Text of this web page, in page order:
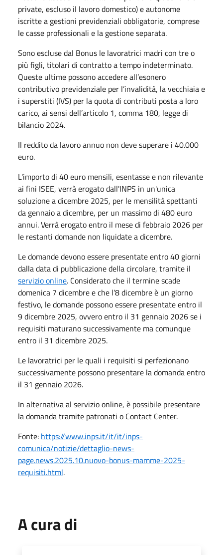
private, escluso il lavoro domestico) e autonome
iscritte a gestioni previdenziali obbligatorie, comprese
le casse professionali e la gestione separata.
Sono escluse dal Bonus le lavoratrici madri con tre o
più figli, titolari di contratto a tempo indeterminato.
Queste ultime possono accedere all’esonero
contributivo previdenziale per l’invalidità, la vecchiaia e
i superstiti (IVS) per la quota di contributi posta a loro
carico, ai sensi dell’articolo 1, comma 180, legge di
bilancio 2024.
Il reddito da lavoro annuo non deve superare i 40.000
euro.
L'importo di 40 euro mensili, esentasse e non rilevante
ai fini ISEE, verrà erogato dall'INPS in un'unica
soluzione a dicembre 2025, per le mensilità spettanti
da gennaio a dicembre, per un massimo di 480 euro
annui. Verrà erogato entro il mese di febbraio 2026 per
le restanti domande non liquidate a dicembre.
Le domande devono essere presentate entro 40 giorni
dalla data di pubblicazione della circolare, tramite il
servizio online. Considerato che il termine scade
domenica 7 dicembre e che l’8 dicembre è un giorno
festivo, le domande possono essere presentate entro il
9 dicembre 2025, ovvero entro il 31 gennaio 2026 se i
requisiti maturano successivamente ma comunque
entro il 31 dicembre 2025.
Le lavoratrici per le quali i requisiti si perfezionano
successivamente possono presentare la domanda entro
il 31 gennaio 2026.
In alternativa al servizio online, è possibile presentare
la domanda tramite patronati o Contact Center.
Fonte: https://www.inps.it/it/it/inps-
comunica/notizie/dettaglio-news-
page.news.2025.10.nuovo-bonus-mamme-2025-
requisiti.html.
A cura di